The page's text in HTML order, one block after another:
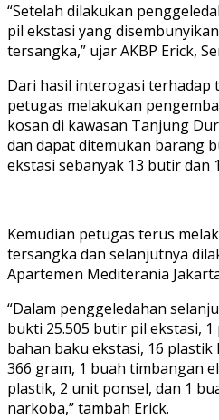
“Setelah dilakukan
pil ekstasi yang
tersangka,” ujar AKBP Erick,
Dari hasil interogasi terhadap
petugas melakukan
kosan di kawasan Tanjung
dan dapat ditemukan barang
ekstasi sebanyak 13 butir dan
Kemudian petugas terus
tersangka dan selanjutnya
Apartemen Mediterania
“Dalam penggeledahan
bukti 25.505 butir pil ekstasi,
bahan baku ekstasi, 16
366 gram, 1 buah timbangan
plastik, 2 unit ponsel, dan 1
narkoba,” tambah Erick.